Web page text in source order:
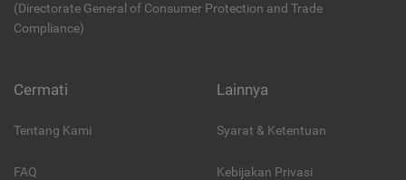
(Directorate General of Consumer Protection and Trade
Compliance)
Cermati
Tentang Kami
FAQ
Lainnya
Syarat & Ketentuan
Kebijakan Privasi